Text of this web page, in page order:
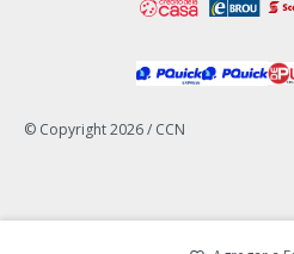
© Copyright 2026 / CCN